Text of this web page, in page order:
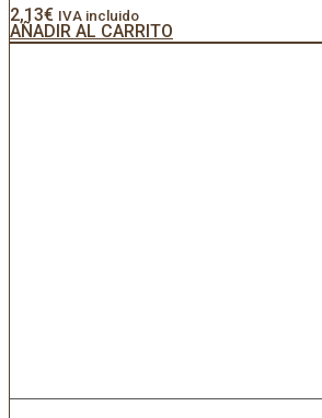
2,13€ IVA incluido
AÑADIR AL CARRITO